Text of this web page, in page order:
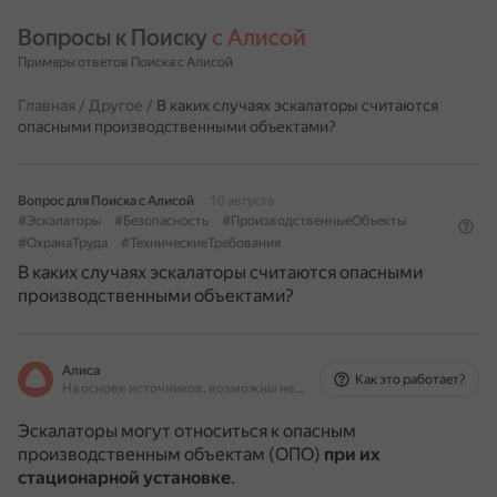
Вопросы к Поиску с Алисой
Примеры ответов Поиска с Алисой
Главная / Другое / В каких случаях эскалаторы считаются
опасными производственными объектами?
Вопрос для Поиска с Алисой
10 августа
#Эскалаторы
#Безопасность
#ПроизводственныеОбъекты
#ОхранаТруда
#ТехническиеТребования
В каких случаях эскалаторы считаются опасными
производственными объектами?
Алиса
На основе источников, возможны неточности
Как это работает?
Эскалаторы могут относиться к опасным
производственным объектам (ОПО) при их
стационарной установке.